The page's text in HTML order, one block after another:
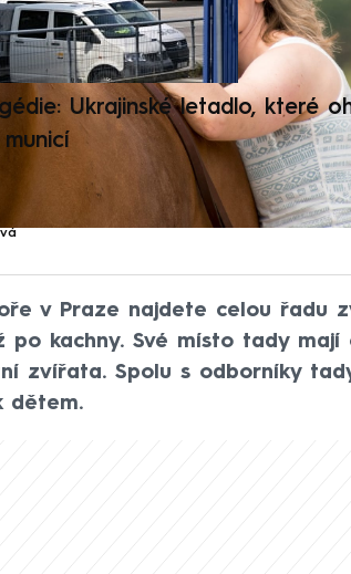
Ukrajinské letadlo, které
v Praze najdete celou řadu
po kachny. Své místo tady mají
zvířata. Spolu s odborníky
dětem.